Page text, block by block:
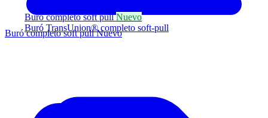
Buró completo soft pullNuevo
Buró TransUnion® completo soft-pull
Buró completo soft pullNuevo